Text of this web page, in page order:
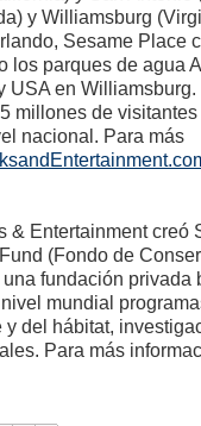
y Williamsburg
Sesame Place
los parques de agua
USA en
millones de visitantes
nacional. Para más
& Entertainment creó
(Fondo de
fundación privada
mundial
del hábitat,
Para más